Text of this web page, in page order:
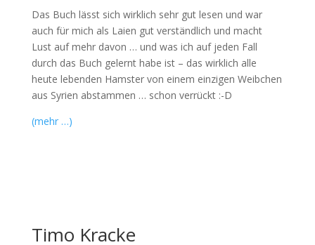
Das Buch lässt sich wirklich sehr gut lesen und war
auch für mich als Laien gut verständlich und macht
Lust auf mehr davon … und was ich auf jeden Fall
durch das Buch gelernt habe ist – das wirklich alle
heute lebenden Hamster von einem einzigen Weibchen
aus Syrien abstammen … schon verrückt :-D
(mehr …)
Timo Kracke